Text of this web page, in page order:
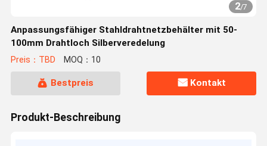
2/7
Anpassungsfähiger Stahldrahtnetzbehälter mit 50-
100mm Drahtloch Silberveredelung
Preis：TBD MOQ：10
Bestpreis Kontakt
Produkt-Beschreibung